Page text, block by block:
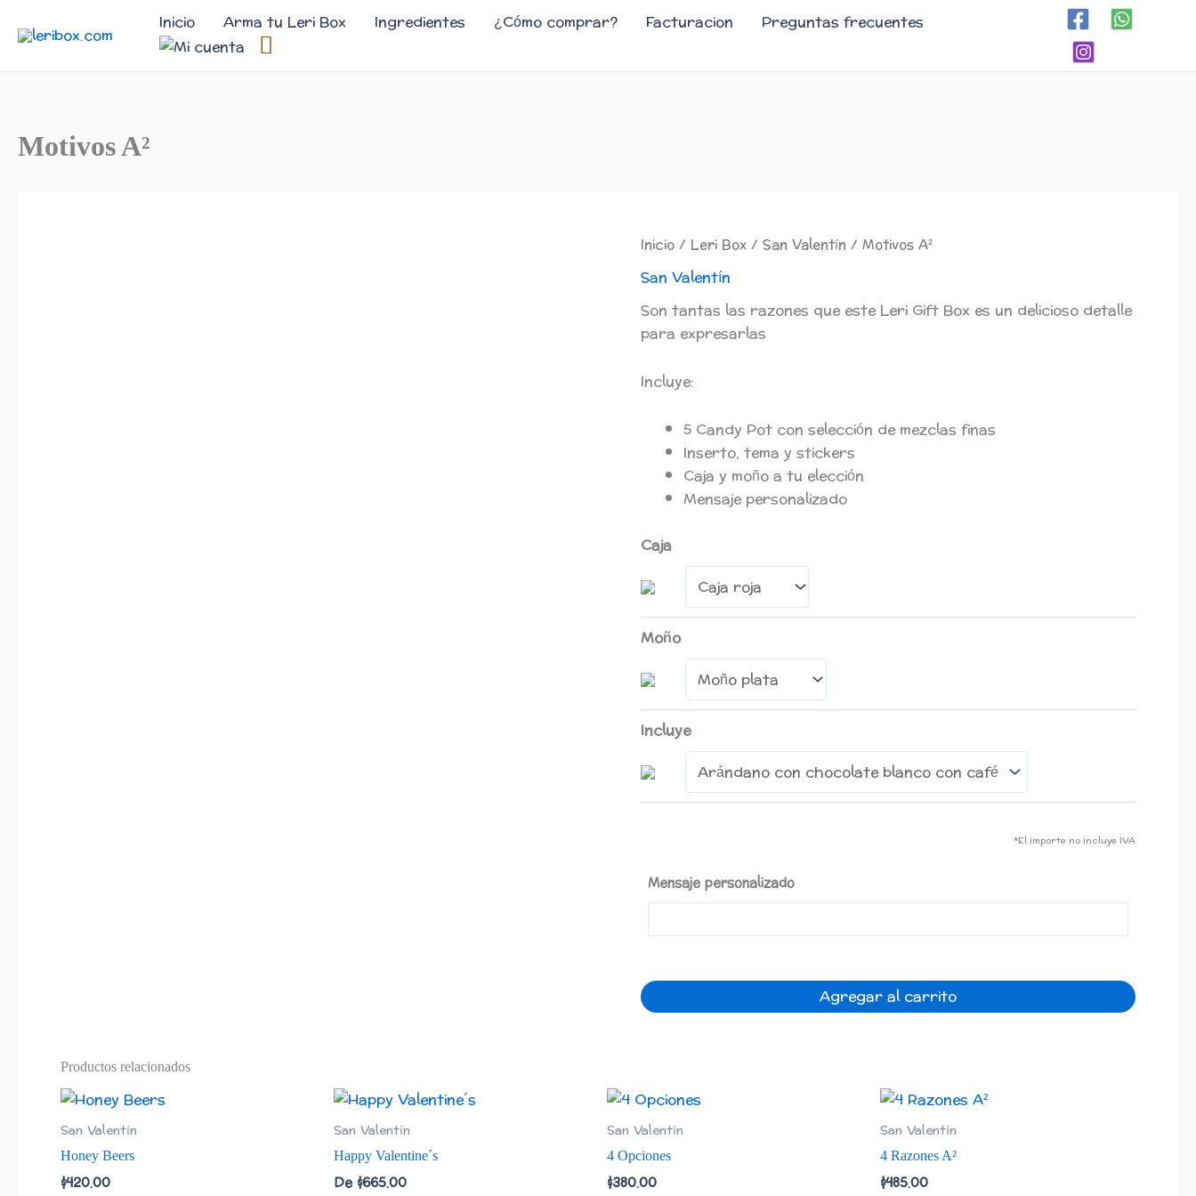
Inicio Arma tu Leri Box Ingredientes ¿Cómo comprar? Facturacion Preguntas frecuentes
Motivos A²
Inicio/ Leri Box/San Valentín / Motivos A²
San Valentín
Son tantas las razones que este Leri Gift Box es un delicioso detalle
para expresarlas
Incluye:
5 Candy Pot con selección de mezclas finas
Inserto, tema y stickers
Caja y moño a tu elección
Mensaje personalizado
Caja
Moño
Incluye
*El importe no incluye IVA
Mensaje personalizado
Motivos
A²
cantidad
Agregar al carrito
Productos relacionados
San Valentín
Honey Beers
$420.00
San Valentín
Happy Valentine´s
De$665.00
San Valentín
4 Opciones
$380.00
San Valentín
4 Razones A²
$485.00